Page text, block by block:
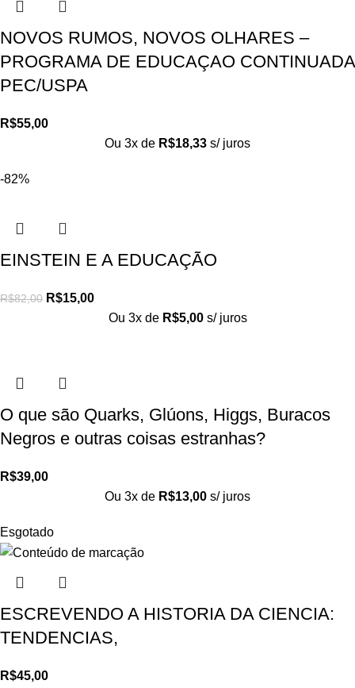
NOVOS RUMOS, NOVOS OLHARES –
PROGRAMA DE EDUCAÇAO CONTINUADA
PEC/USPA
R$55,00
Ou 3x de R$18,33 s/ juros
-82%
EINSTEIN E A EDUCAÇÃO
R$82,00 R$15,00
Ou 3x de R$5,00 s/ juros
O que são Quarks, Glúons, Higgs, Buracos
Negros e outras coisas estranhas?
R$39,00
Ou 3x de R$13,00 s/ juros
Esgotado
ESCREVENDO A HISTORIA DA CIENCIA:
TENDENCIAS,
R$45,00